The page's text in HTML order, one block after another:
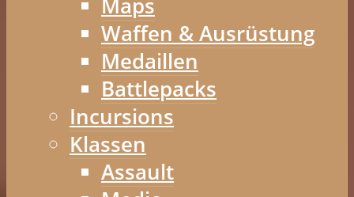
Maps
Waffen & Ausrüstung
Medaillen
Battlepacks
Incursions
Klassen
Assault